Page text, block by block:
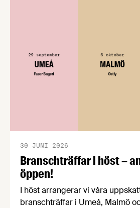
Branschträffar i höst –
öppen!
30 JUNI 2026
I höst arrangerar vi våra
branschträffar i Umeå, Malmö